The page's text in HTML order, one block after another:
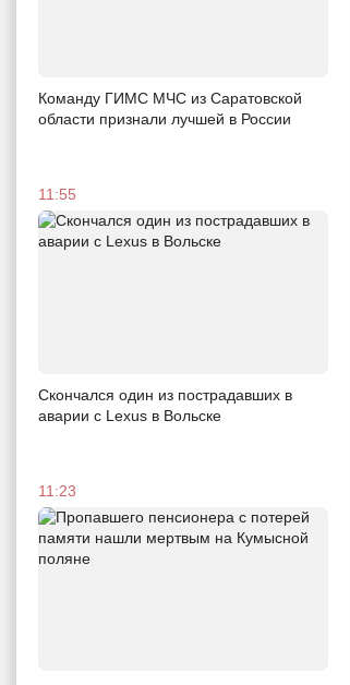
Команду ГИМС МЧС из Саратовской
области признали лучшей в России
11:55
Скончался один из пострадавших в
аварии c Lexus в Вольске
11:23